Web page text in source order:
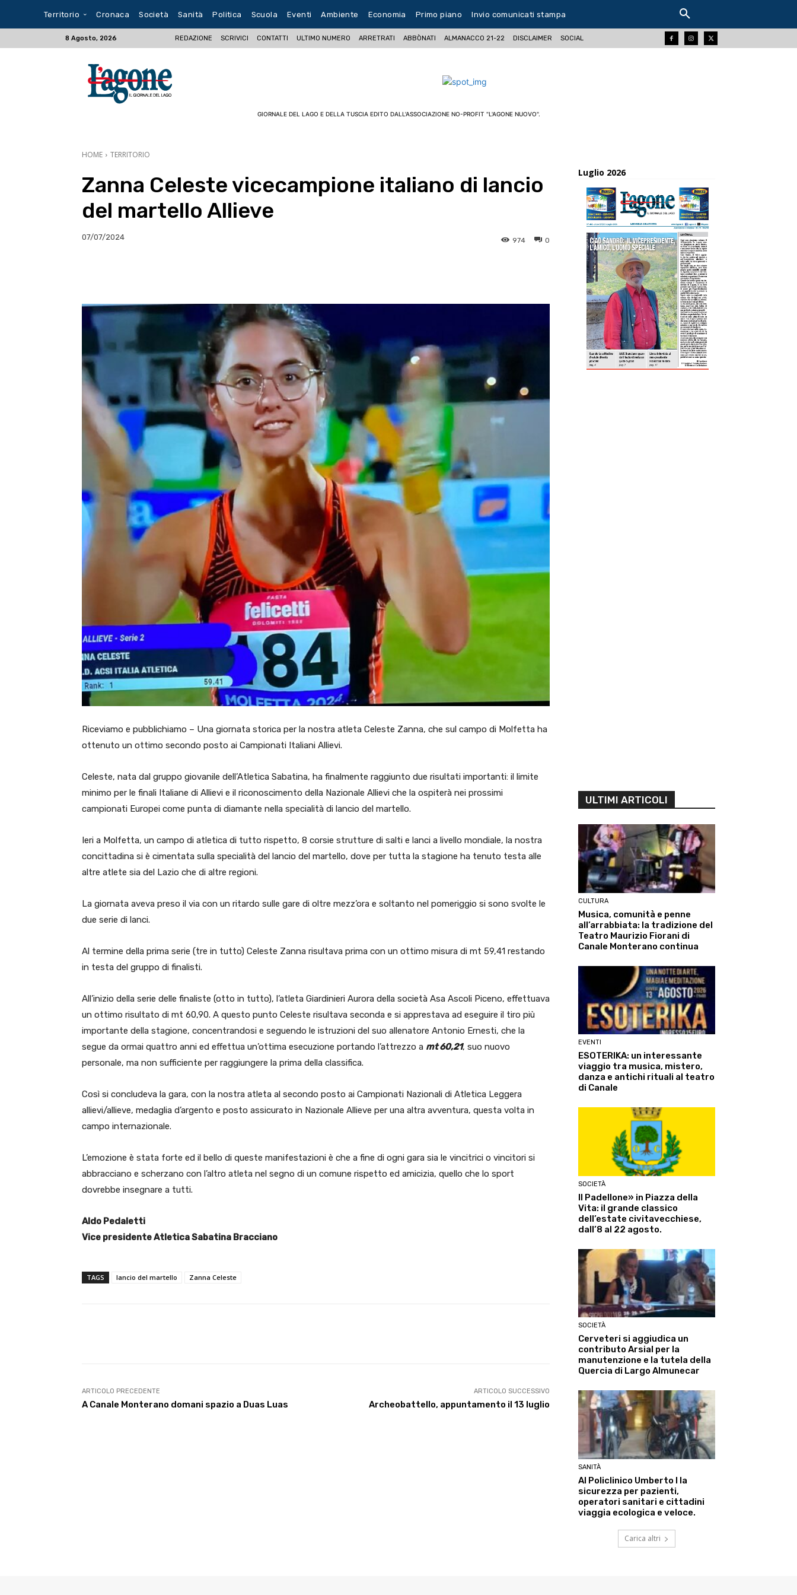
Territorio Cronaca Società Sanità Politica Scuola Eventi Ambiente Economia Primo piano Invio comunicati stampa
8 Agosto, 2026 REDAZIONE SCRIVICI CONTATTI ULTIMO NUMERO ARRETRATI ABBÒNATI ALMANACCO 21-22 DISCLAIMER SOCIAL
GIORNALE DEL LAGO E DELLA TUSCIA EDITO DALL'ASSOCIAZIONE NO-PROFIT "L'AGONE NUOVO".
HOME TERRITORIO
Zanna Celeste vicecampione italiano di lancio
del martello Allieve
07/07/2024 0
974
Tumblr Telegram
Riceviamo e pubblichiamo – Una giornata storica per la nostra atleta Celeste Zanna, che sul campo di Molfetta ha
ottenuto un ottimo secondo posto ai Campionati Italiani Allievi.
Celeste, nata dal gruppo giovanile dell’Atletica Sabatina, ha finalmente raggiunto due risultati importanti: il limite
minimo per le finali Italiane di Allievi e il riconoscimento della Nazionale Allievi che la ospiterà nei prossimi
campionati Europei come punta di diamante nella specialità di lancio del martello.
Ieri a Molfetta, un campo di atletica di tutto rispetto, 8 corsie strutture di salti e lanci a livello mondiale, la nostra
concittadina si è cimentata sulla specialità del lancio del martello, dove per tutta la stagione ha tenuto testa alle
altre atlete sia del Lazio che di altre regioni.
La giornata aveva preso il via con un ritardo sulle gare di oltre mezz’ora e soltanto nel pomeriggio si sono svolte le
due serie di lanci.
Al termine della prima serie (tre in tutto) Celeste Zanna risultava prima con un ottimo misura di mt 59,41 restando
in testa del gruppo di finalisti.
All’inizio della serie delle finaliste (otto in tutto), l’atleta Giardinieri Aurora della società Asa Ascoli Piceno, effettuava
un ottimo risultato di mt 60,90. A questo punto Celeste risultava seconda e si apprestava ad eseguire il tiro più
importante della stagione, concentrandosi e seguendo le istruzioni del suo allenatore Antonio Ernesti, che la
segue da ormai quattro anni ed effettua un’ottima esecuzione portando l’attrezzo a mt 60,21, suo nuovo
personale, ma non sufficiente per raggiungere la prima della classifica.
Così si concludeva la gara, con la nostra atleta al secondo posto ai Campionati Nazionali di Atletica Leggera
allievi/allieve, medaglia d’argento e posto assicurato in Nazionale Allieve per una altra avventura, questa volta in
campo internazionale.
L’emozione è stata forte ed il bello di queste manifestazioni è che a fine di ogni gara sia le vincitrici o vincitori si
abbracciano e scherzano con l’altro atleta nel segno di un comune rispetto ed amicizia, quello che lo sport
dovrebbe insegnare a tutti.
Aldo Pedaletti
Vice presidente Atletica Sabatina Bracciano
TAGS lancio del martello Zanna Celeste
Linkedin ReddIt
ARTICOLO PRECEDENTE
A Canale Monterano domani spazio a Duas Luas
ARTICOLO SUCCESSIVO
Archeobattello, appuntamento il 13 luglio
Luglio 2026
ULTIMI ARTICOLI
CULTURA
Musica, comunità e penne
all’arrabbiata: la tradizione del
Teatro Maurizio Fiorani di
Canale Monterano continua
EVENTI
ESOTERIKA: un interessante
viaggio tra musica, mistero,
danza e antichi rituali al teatro
di Canale
SOCIETÀ
Il Padellone» in Piazza della
Vita: il grande classico
dell’estate civitavecchiese,
dall’8 al 22 agosto.
SOCIETÀ
Cerveteri si aggiudica un
contributo Arsial per la
manutenzione e la tutela della
Quercia di Largo Almunecar
SANITÀ
Al Policlinico Umberto I la
sicurezza per pazienti,
operatori sanitari e cittadini
viaggia ecologica e veloce.
Carica altri